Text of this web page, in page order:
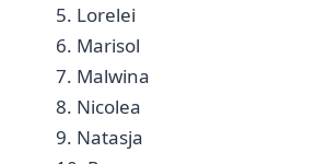
5. Lorelei
6. Marisol
7. Malwina
8. Nicolea
9. Natasja